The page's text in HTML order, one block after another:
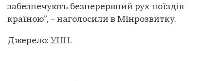
забезпечують безперервний рух поїздів
країною”, – наголосили в Мінрозвитку.
Джерело: УНН.